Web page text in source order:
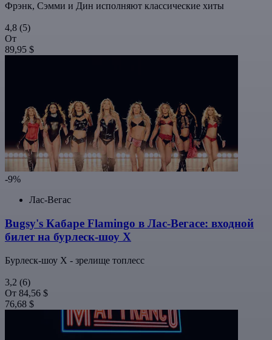
Фрэнк, Сэмми и Дин исполняют классические хиты
4,8 (5)
От
89,95 $
-9%
Лас-Вегас
Bugsy's Кабаре Flamingo в Лас-Вегасе: входной
билет на бурлеск-шоу X
Бурлеск-шоу X - зрелище топлесс
3,2 (6)
От 84,56 $
76,68 $